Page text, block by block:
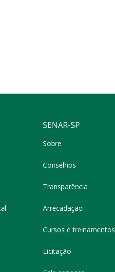
SENAR-SP
Sobre
Conselhos
Transparência
Arrecadação
Cursos e treinamentos
Licitação